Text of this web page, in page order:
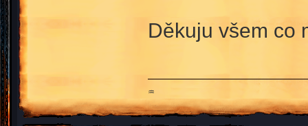
Děkuju všem co
♒